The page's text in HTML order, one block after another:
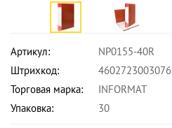
Артикул:
NP0155-40R
Штрихкод:
4602723003076
Торговая марка:
INFORMAT
Упаковка:
30